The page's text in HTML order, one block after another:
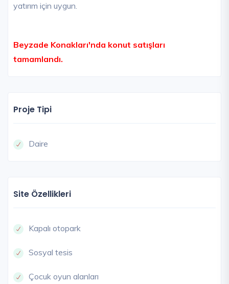
yatırım için uygun.
Beyzade Konakları'nda konut satışları
tamamlandı.
Proje Tipi
Daire
Site Özellikleri
Kapalı otopark
Sosyal tesis
Çocuk oyun alanları